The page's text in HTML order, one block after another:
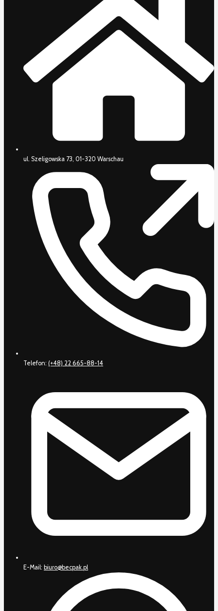
ul. Szeligowska 73, 01-320 Warschau
Telefon: (+48) 22 665-88-14
E-Mail: biuro@becpak.pl